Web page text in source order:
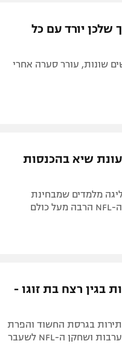
יורד עם כל
שונות, עורר סערה אחרי
שיא בהכנסות
הבולטים מהעונה ה־106 של הליגה מלמדים שמבחינת
הכנסות ומיצוי הפוטנציאל המסחרי של הספורט, ה-NFL הרבה מעל כולם
בגין רצח בת זוגו -
בגרסת החשוד והפרת
תנאי שחרור קודמים. בית המשפט מונע שחרור בערבות ושחקן ה-NFL לשעבר